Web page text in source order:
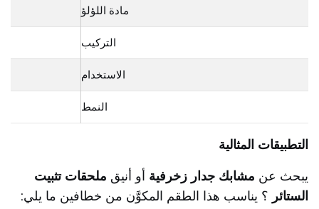
مادة اللؤلؤ
التركيب
الاستخدام
النمط
التطبيقات المثالية
يبحث عن مشابك جدار زخرفية أو أنيق ملحقات تثبيت
الستائر ؟ يناسب هذا الطقم المكوَّن من خطافين ما يلي: